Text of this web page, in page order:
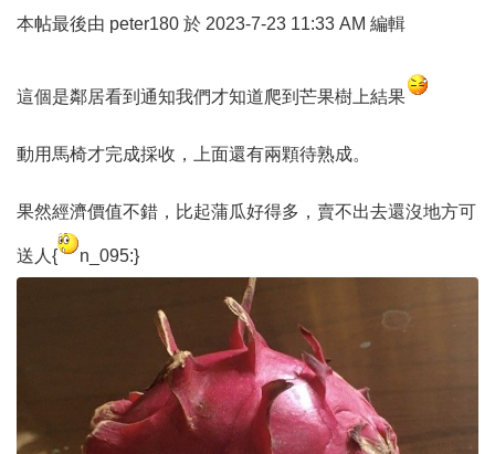
本帖最後由 peter180 於 2023-7-23 11:33 AM 編輯
這個是鄰居看到通知我們才知道爬到芒果樹上結果
動用馬椅才完成採收，上面還有兩顆待熟成。
果然經濟價值不錯，比起蒲瓜好得多，賣不出去還沒地方可
送人{ n_095:}